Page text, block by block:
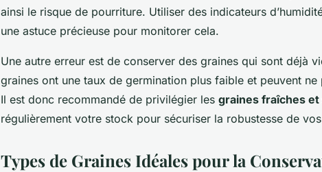
ainsi le risque de pourriture. Utiliser des indicateurs
une astuce précieuse pour monitorer cela.
Une autre erreur est de conserver des graines qui sont déjà
graines ont une taux de germination plus faible et peuvent
Il est donc recommandé de privilégier les graines fraîches et
régulièrement votre stock pour sécuriser la robustesse de
Types de Graines Idéales pour la